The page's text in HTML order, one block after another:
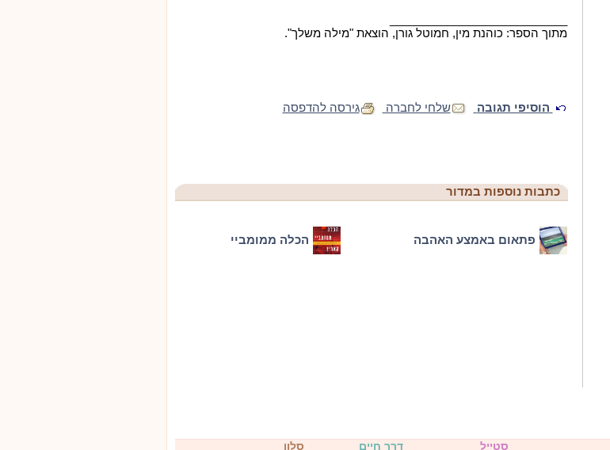
מתוך הספר: כוהנת מין, חמוטל גורן, הוצאת "מילה משלך".
הוסיפי תגובה שלחי לחברה גירסה להדפסה
כתבות נוספות במדור
פתאום באמצע האהבה הכלה ממומביי
סטייל דרך חיים סלון